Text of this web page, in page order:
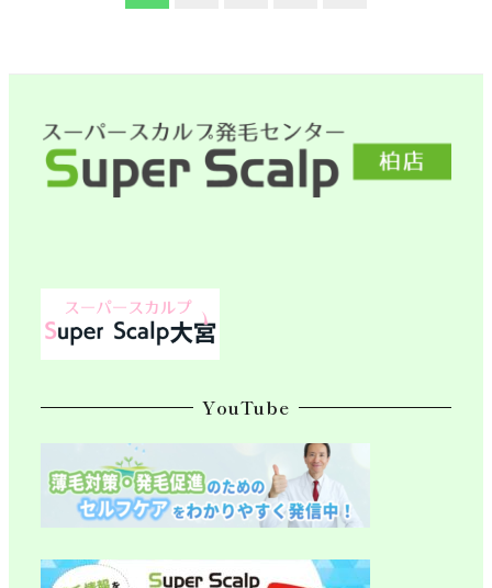
の
ペ
ー
り
YouTube